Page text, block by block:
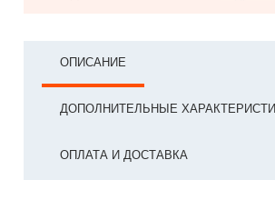
ОПИСАНИЕ
ДОПОЛНИТЕЛЬНЫЕ
ОПЛАТА И ДОСТАВКА